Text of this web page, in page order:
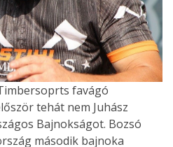
favágó
tehát nem Juhász
Bajnokságot. Bozsó
második bajnoka